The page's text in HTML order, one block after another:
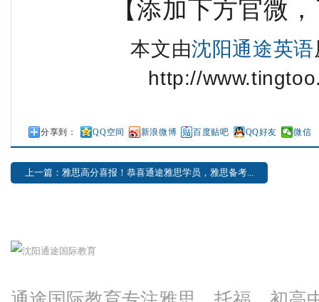
【添加下方官微
本文由沈阳通途英语
http://
分享到： QQ空间 新浪微博 百度贴吧 QQ好友 微信
上一篇：雅思高分喜报！恭喜通途雅思学员，雅思备考...